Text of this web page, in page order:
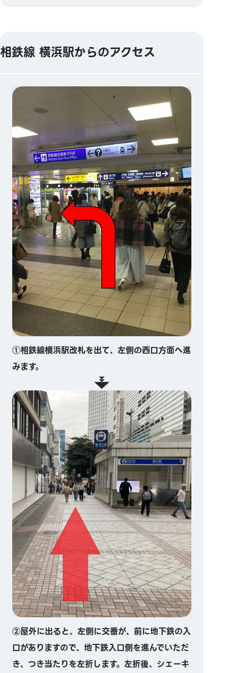
相鉄線 横浜駅からのアクセス
①相鉄線横浜駅改札を出て、左側の西口方面へ進
みます。
②屋外に出ると、左側に交番が、前に地下鉄の入
口がありますので、地下鉄入口側を進んでいただ
き、つき当たりを左折します。左折後、シェーキ